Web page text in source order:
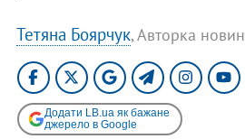
Тетяна Боярчук, Авторка новин
Додати LB.ua як бажане
джерело в Google